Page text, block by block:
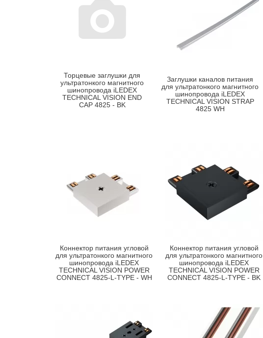
Торцевые заглушки для
ультратонкого магнитного
шинопровода iLEDEX
TECHNICAL VISION END
CAP 4825 - BK
Заглушки каналов питания
для ультратонкого магнитного
шинопровода iLEDEX
TECHNICAL VISION STRAP
4825 WH
Коннектор питания угловой
для ультратонкого магнитного
шинопровода iLEDEX
TECHNICAL VISION POWER
CONNECT 4825-L-TYPE - WH
Коннектор питания угловой
для ультратонкого магнитного
шинопровода iLEDEX
TECHNICAL VISION POWER
CONNECT 4825-L-TYPE - BK